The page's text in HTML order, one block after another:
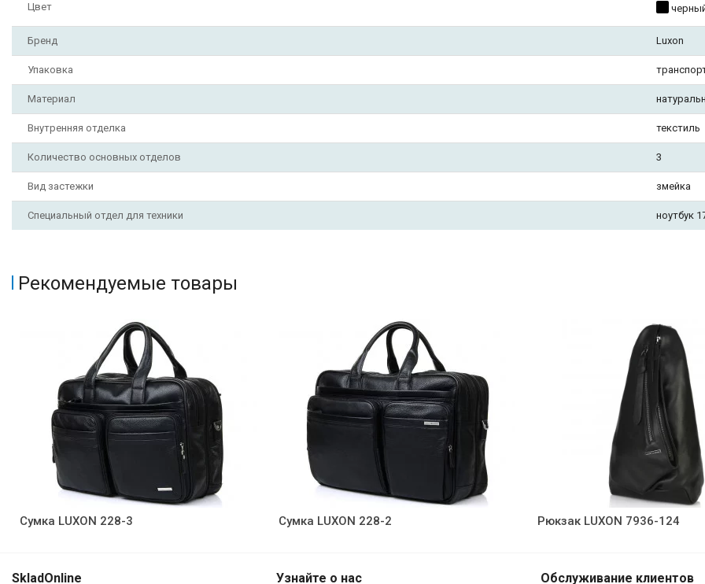
Цвет
Бренд Luxon
Упаковка
Материал
Внутренняя отделка текстиль
Количество основных отделов 3
Вид застежки змейка
Специальный отдел для техники ноутбук
Рекомендуемые товары
Сумка LUXON 228-3 Сумка LUXON 228-2 Рюкзак LUXON 7936-124
SkladOnline Узнайте о нас Обслуживание клиентов